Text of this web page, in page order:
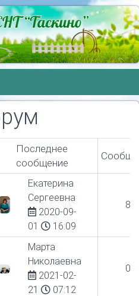
Последнее
сообщение
Екатерина
Сергеевна
2020-09-
01
16:09
8
Марта
Николаевна
2021-02-
21
07:12
0